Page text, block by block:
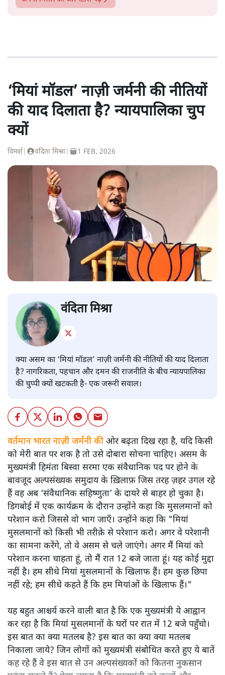
‘मियां मॉडल’ नाज़ी जर्मनी की नीतियों
की याद दिलाता है? न्यायपालिका चुप
क्यों
विमर्श वंदिता मिश्रा 1 FEB, 2026
वंदिता मिश्रा
क्या असम का ‘मियां मॉडल’ नाज़ी जर्मनी की नीतियों की याद दिलाता
है? नागरिकता, पहचान और दमन की राजनीति के बीच न्यायपालिका
की चुप्पी क्यों खटकती है- एक जरूरी सवाल।
वर्तमान भारत नाज़ी जर्मनी कीओर बढ़ता दिख रहा है, यदि किसी
को मेरी बात पर शक है तो उसे दोबारा सोचना चाहिए। असम के
मुख्यमंत्री हिमंता बिस्वा सरमा एक संवैधानिक पद पर होने के
बावजूद अल्पसंख्यक समुदाय के ख़िलाफ़ जिस तरह ज़हर उगल रहे
हैं वह अब ‘संवैधानिक सहिष्णुता’ के दायरे से बाहर हो चुका है।
डिगबोई में एक कार्यक्रम के दौरान उन्होंने कहा कि मुसलमानों को
परेशान करो जिससे वो भाग जाएँ। उन्होंने कहा कि "मियां
मुसलमानों को किसी भी तरीक़े से परेशान करो। अगर वे परेशानी
का सामना करेंगे, तो वे असम से चले जाएंगे। अगर मैं मियां को
परेशान करना चाहता हूं, तो मैं रात 12 बजे जाता हूं। यह कोई मुद्दा
नहीं है। हम सीधे मियां मुसलमानों के खिलाफ हैं। हम कुछ छिपा
नहीं रहे; हम सीधे कहते हैं कि हम मियांओं के खिलाफ हैं।"
यह बहुत आश्चर्य करने वाली बात है कि एक मुख्यमंत्री ये आह्वान
कर रहा है कि मियांं मुसलमानों के घरों पर रात में 12 बजे पहुँचो।
इस बात का क्या मतलब है? इस बात का क्या क्या मतलब
निकाला जाये? जिन लोगों को मुख्यमंत्री संबोधित करते हुए ये बातें
कह रहे हैं वे इस बात से उन अल्पसंख्यकों को कितना नुकसान